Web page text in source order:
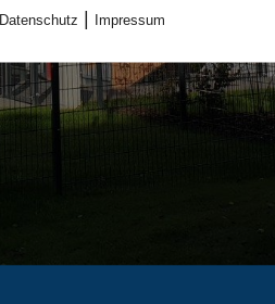
Datenschutz | Impressum